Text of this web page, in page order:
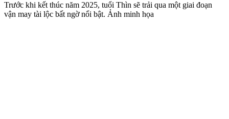
Trước khi kết thúc năm 2025, tuổi Thìn sẽ trải qua một giai đoạn
vận may tài lộc bất ngờ nổi bật. Ảnh minh họa